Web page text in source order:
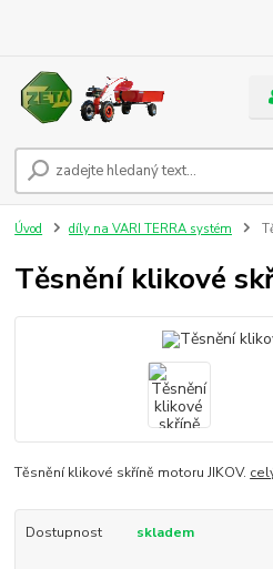
Úvod díly na VARI TERRA systém
Těsnění klikové
Těsnění klikové skříně motoru JIKOV.
Dostupnost skladem